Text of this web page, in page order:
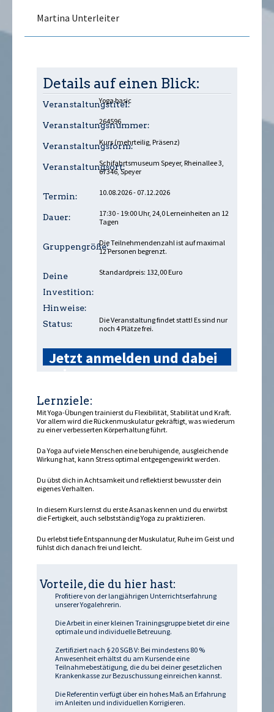
Martina Unterleiter
Details auf einen Blick:
Veranstaltungstitel:
Yoga basic
Veranstaltungsnummer:
264596
Veranstaltungsform:Kurs (mehrteilig, Präsenz)
Veranstaltungsort:Schifffahrtsmuseum Speyer, Rheinallee 3,
67346, Speyer
Termin: 10.08.2026 - 07.12.2026
Dauer:
17:30 - 19:00 Uhr, 24,0 Lerneinheiten an 12
Tagen
Gruppengröße:Die Teilnehmendenzahl ist auf maximal
12 Personen begrenzt.
Deine
Investition:
Standardpreis: 132,00 Euro
Hinweise:
Status:
Die Veranstaltung findet statt! Es sind nur
noch 4 Plätze frei.
Jetzt anmelden und dabei
Lernziele:
Mit Yoga-Übungen trainierst du Flexibilität, Stabilität und Kraft.
Vor allem wird die Rückenmuskulatur gekräftigt, was wiederum
zu einer verbesserten Körperhaltung führt.
Da Yoga auf viele Menschen eine beruhigende, ausgleichende
Wirkung hat, kann Stress optimal entgegengewirkt werden.
Du übst dich in Achtsamkeit und reflektierst bewusster dein
eigenes Verhalten.
In diesem Kurs lernst du erste Asanas kennen und du erwirbst
die Fertigkeit, auch selbstständig Yoga zu praktizieren.
Du erlebst tiefe Entspannung der Muskulatur, Ruhe im Geist und
fühlst dich danach frei und leicht.
Vorteile, die du hier hast:
Profitiere von der langjährigen Unterrichtserfahrung
unserer Yogalehrerin.
Die Arbeit in einer kleinen Trainingsgruppe bietet dir eine
optimale und individuelle Betreuung.
Zertifiziert nach § 20 SGB V: Bei mindestens 80 %
Anwesenheit erhältst du am Kursende eine
Teilnahmebestätigung, die du bei deiner gesetzlichen
Krankenkasse zur Bezuschussung einreichen kannst.
Die Referentin verfügt über ein hohes Maß an Erfahrung
im Anleiten und individuellen Korrigieren.